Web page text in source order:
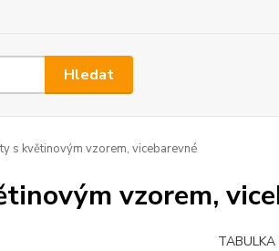
Hledat
s květinovým vzorem, vicebarevné
vzorem,